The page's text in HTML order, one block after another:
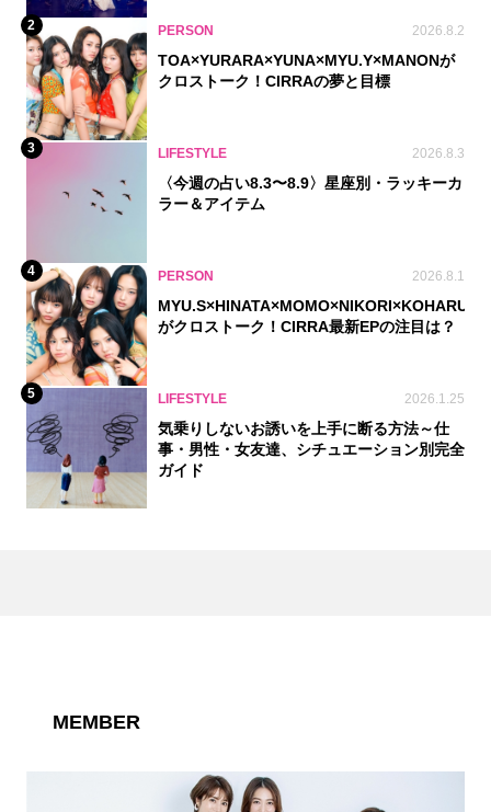
2 PERSON 2026.8.2
TOA×YURARA×YUNA×MYU.Y×MANONが
クロストーク！CIRRAの夢と目標
3 LIFESTYLE 2026.8.3
〈今週の占い8.3〜8.9〉星座別・ラッキーカ
ラー＆アイテム
4 PERSON 2026.8.1
MYU.S×HINATA×MOMO×NIKORI×KOHARU
がクロストーク！CIRRA最新EPの注目は？
5 LIFESTYLE 2026.1.25
気乗りしないお誘いを上手に断る方法～仕
事・男性・女友達、シチュエーション別完全
ガイド
MEMBER